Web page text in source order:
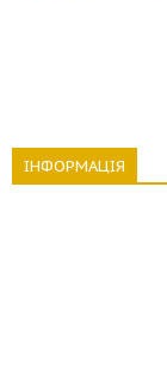
ІНФОРМАЦІЯ